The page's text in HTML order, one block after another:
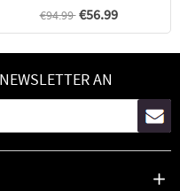
€94.99€56.99
AN